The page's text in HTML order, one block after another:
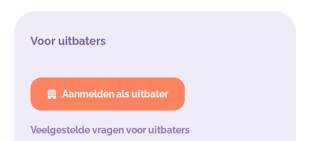
Voor uitbaters
Aanmelden als uitbater
Veelgestelde vragen voor uitbaters